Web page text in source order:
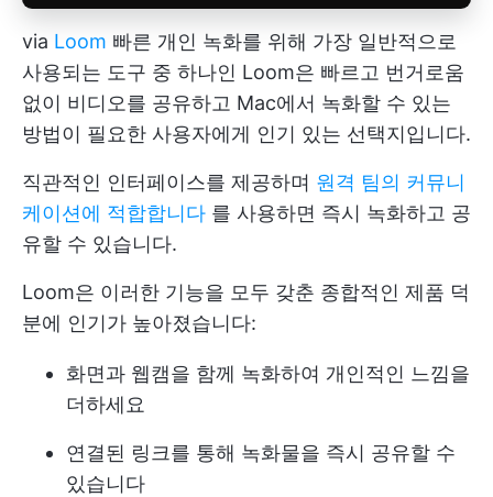
via Loom 빠른 개인 녹화를 위해 가장 일반적으로
사용되는 도구 중 하나인 Loom은 빠르고 번거로움
없이 비디오를 공유하고 Mac에서 녹화할 수 있는
방법이 필요한 사용자에게 인기 있는 선택지입니다.
직관적인 인터페이스를 제공하며 원격 팀의 커뮤니
케이션에 적합합니다 를 사용하면 즉시 녹화하고 공
유할 수 있습니다.
Loom은 이러한 기능을 모두 갖춘 종합적인 제품 덕
분에 인기가 높아졌습니다:
화면과 웹캠을 함께 녹화하여 개인적인 느낌을
더하세요
연결된 링크를 통해 녹화물을 즉시 공유할 수
있습니다